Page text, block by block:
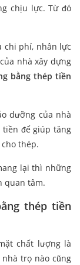
chịu lực. Từ đó
chi phí, nhân lực
nhà xây dựng
bằng thép tiền
dưỡng của nhà
tiền để giúp tăng
thép.
lại thì những
quan tâm.
thép tiền
chất lượng là
trọ nào cũng